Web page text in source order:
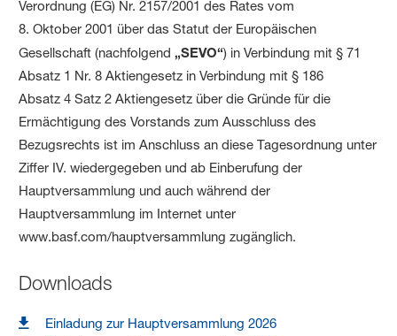
Verordnung (EG) Nr. 2157/2001 des Rates vom
8. Oktober 2001 über das Statut der Europäischen
Gesellschaft (nachfolgend„SEVO“) in Verbindung mit § 71
Absatz 1 Nr. 8 Aktiengesetz in Verbindung mit § 186
Absatz 4 Satz 2 Aktiengesetz über die Gründe für die
Ermächtigung des Vorstands zum Ausschluss des
Bezugsrechts ist im Anschluss an diese Tagesordnung unter
Ziffer IV. wiedergegeben und ab Einberufung der
Hauptversammlung und auch während der
Hauptversammlung im Internet unter
www.basf.com/hauptversammlung zugänglich.
Downloads
Einladung zur Hauptversammlung 2026